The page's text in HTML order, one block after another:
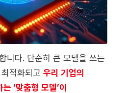
니다. 단순히 큰 모델을 쓰는
적화되고 우리 기업의
‘맞춤형 모델’이